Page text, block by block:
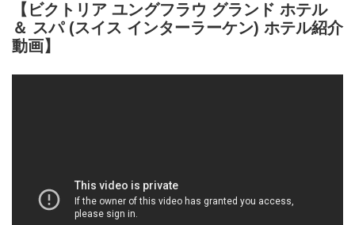
【ビクトリア ユングフラウ グランド ホテル
＆ スパ (スイス インターラーケン) ホテル紹介
動画】